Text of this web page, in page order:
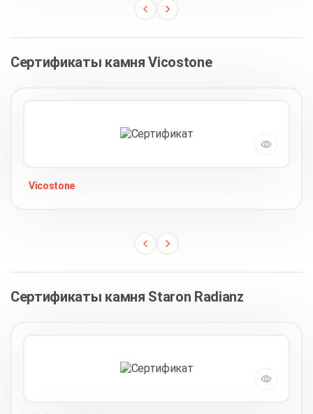
Сертификаты камня Vicostone
Vicostone
Сертификаты камня Staron Radianz